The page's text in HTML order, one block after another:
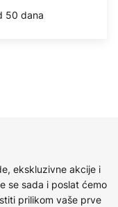
50 dana
ekskluzivne akcije i
se sada i poslat ćemo
prilikom vaše prve